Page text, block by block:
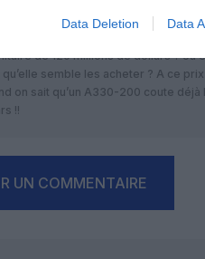
Data Deletion Data
fermes, un contrat d’une valeur de
de 120 millions de dollars ? ou
semble les acheter ? A ce prix
on sait qu’un A330-200 coute déjà
!!
UN COMMENTAIRE